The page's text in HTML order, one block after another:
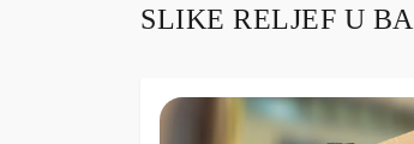
SLIKE RELJEF U